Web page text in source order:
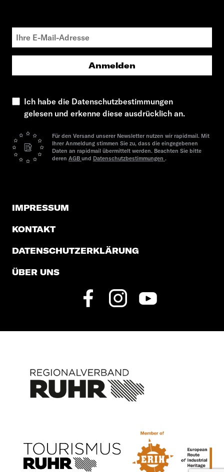
Anmelden
Ich habe die Datenschutzbestimmungen
gelesen und erkenne diese ausdrücklich an.
Für den Versand unserer Newsletter nutzen wir rapidmail. Mit
Ihrer Anmeldung stimmen Sie zu, dass die eingegebenen
Daten an rapidmail übermittelt werden. Beachten Sie bitte
deren AGB und Datenschutzbestimmungen .
IMPRESSUM
KONTAKT
DATENSCHUTZERKLÄRUNG
ÜBER UNS